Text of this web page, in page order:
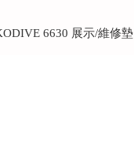
6630 展示/維修墊